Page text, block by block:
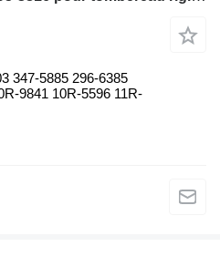
347-5885 296-6385
9841 10R-5596 11R-